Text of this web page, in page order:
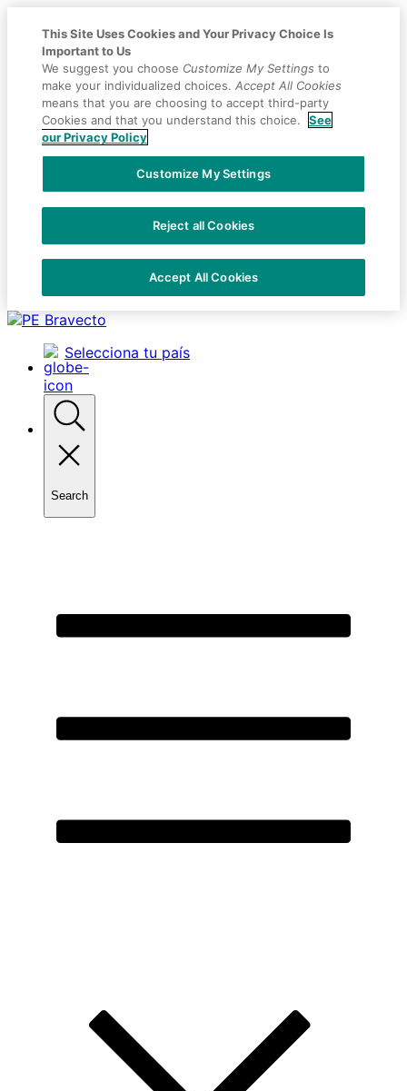
Placeholder
Anchor
Skip
Content
Skip
Footer
Selecciona tu país
Search
Toggle
This Site Uses Cookies and Your Privacy Choice Is
Important to Us
We suggest you choose Customize My Settings to
make your individualized choices. Accept All Cookies
means that you are choosing to accept third-party
Cookies and that you understand this choice.
See
our Privacy Policy
Customize My Settings
Reject all Cookies
Accept All Cookies